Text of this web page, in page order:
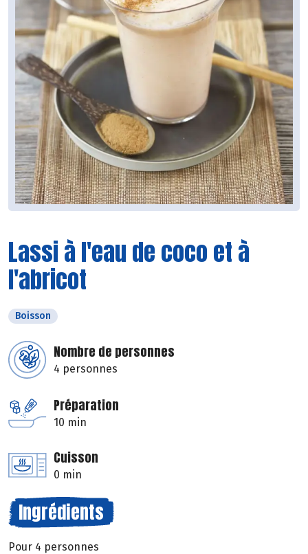
Lassi à l'eau de coco et à
l'abricot
Boisson
Nombre de personnes
4 personnes
Préparation
10 min
Cuisson
0 min
Ingrédients
Pour 4 personnes